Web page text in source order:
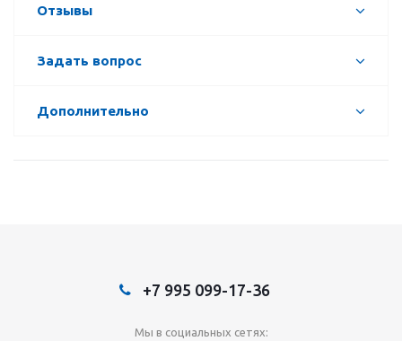
Отзывы
Задать вопрос
Дополнительно
+7 995 099-17-36
Мы в социальных сетях: